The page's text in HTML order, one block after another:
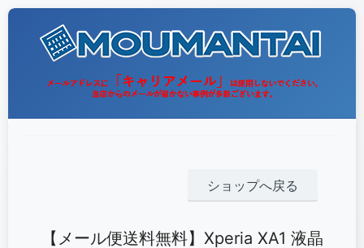
ショップへ戻る
【メール便送料無料】Xperia XA1 液晶